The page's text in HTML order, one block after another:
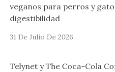
veganos para perros y
digestibilidad
31 De Julio De 2026
Telynet y The Coca-Cola